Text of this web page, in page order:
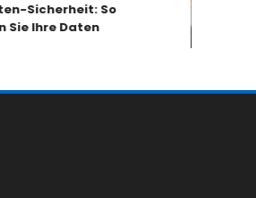
Sicherheit: So
Ihre Daten